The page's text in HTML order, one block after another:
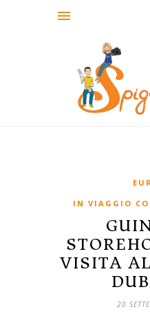
IN VIAGGIO
VISITA
20